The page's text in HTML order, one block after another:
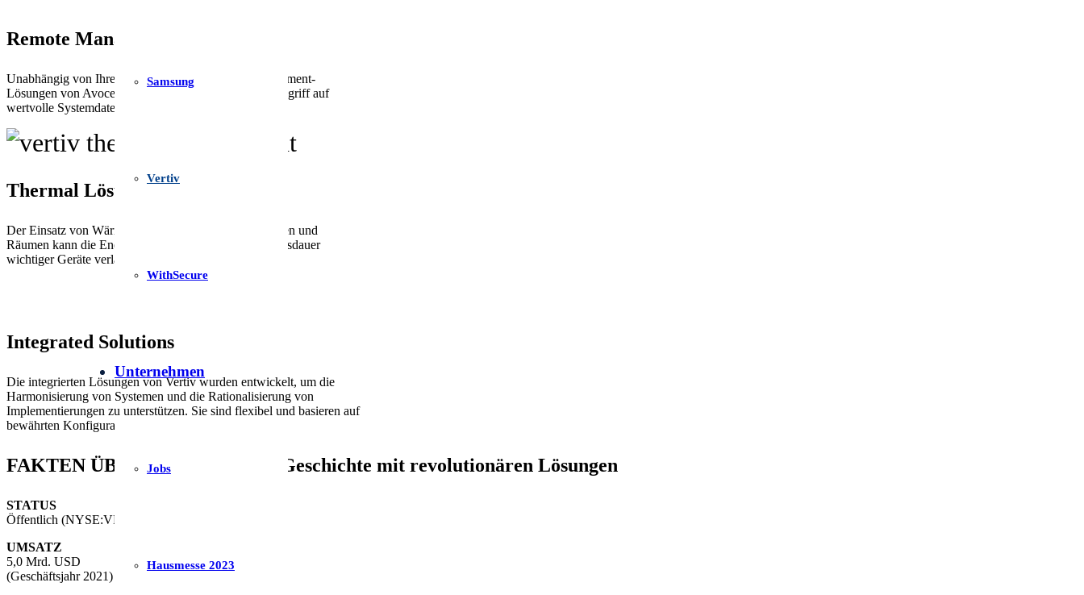
Samsung
Vertiv
WithSecure
Unternehmen
Jobs
Hausmesse 2023
Remote Management
Unabhängig von Ihrem Standort, bieten die IT-Management-
Lösungen von Avocent® einen einfachen, zentralen Zugriff auf
wertvolle Systemdaten.
Thermal Lösung
Der Einsatz von Wärmelösungen in Ihren Racks, Reihen und
Räumen kann die Energiekosten senken und die Lebensdauer
wichtiger Geräte verlängern.
Integrated Solutions
Die integrierten Lösungen von Vertiv wurden entwickelt, um die
Harmonisierung von Systemen und die Rationalisierung von
Implementierungen zu unterstützen. Sie sind flexibel und basieren auf
bewährten Konfigurationen.
FAKTEN ÜBER VERTIV: lange Geschichte mit revolutionären Lösungen
STATUS
Öffentlich (NYSE:VRT)
UMSATZ
5,0 Mrd. USD
(Geschäftsjahr 2021)